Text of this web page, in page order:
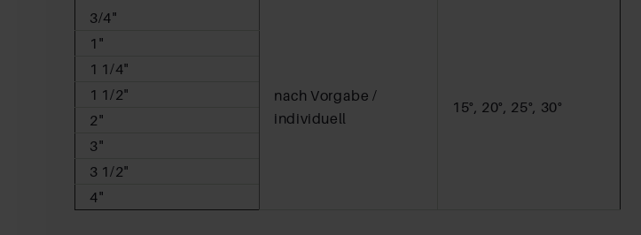
3/4"
nach Vorgabe /
individuell
15°, 20°, 25°, 30°
1"
1 1/4"
1 1/2"
2"
3"
3 1/2"
4"